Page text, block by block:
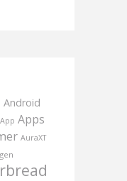
Android
App Apps
AuraXT